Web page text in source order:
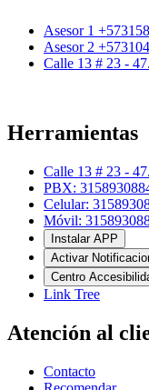
Asesor 1
Asesor 2
Calle 13 # 23 -
Herramientas
Calle 13 # 23 -
PBX:
Celular:
Móvil:
Instalar APP
Activar
Centro
Link Tree
Atención al
Contacto